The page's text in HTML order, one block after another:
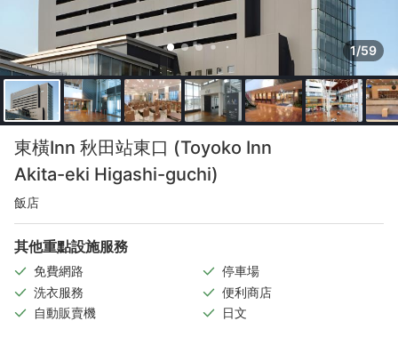
1/59
東橫Inn 秋田站東口 (Toyoko Inn
Akita-eki Higashi-guchi)
飯店
其他重點設施服務
免費網路
停車場
洗衣服務
便利商店
自動販賣機
日文